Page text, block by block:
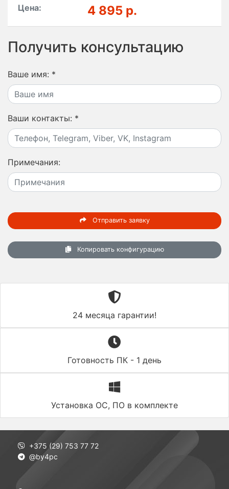
Цена: 4 895 р.
Получить консультацию
Ваше имя: *
Ваши контакты: *
Примечания:
Отправить заявку
Копировать конфигурацию
24 месяца гарантии!
Готовность ПК - 1 день
Установка ОС, ПО в комплекте
+375 (29) 753 77 72
@by4pc